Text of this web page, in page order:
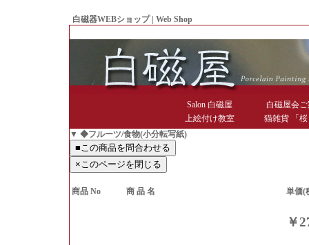
白磁器WEBショップ | Web Shop
Salon 白磁屋
白磁屋会
上絵付け教室
猫雑貨 「
▼ ◆フルーツ/食物(小分転写紙)
商品 No 商 品 名 単価(
￥